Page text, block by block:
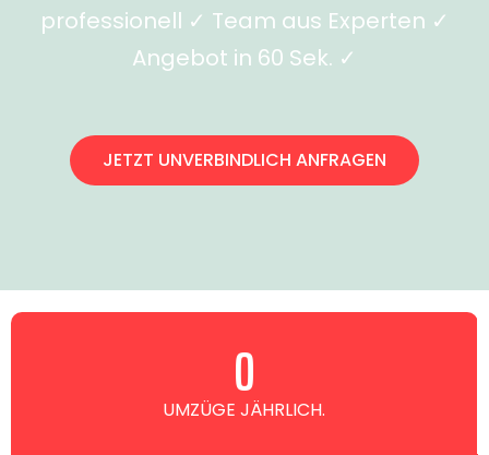
professionell ✓ Team aus Experten ✓
Angebot in 60 Sek. ✓
JETZT UNVERBINDLICH ANFRAGEN
UMZÜGE JÄHRLICH.
0